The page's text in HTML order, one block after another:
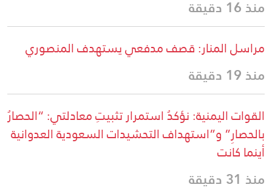
منذ 16 دقيقة
مراسل المنار: قصف مدفعي يستهدف المنصوري
منذ 19 دقيقة
القوات اليمنية: نؤكدُ استمرار تثبيتِ معادلتي: “الحصارُ
بالحصارِ” و”استهداف التحشيدات السعودية العدوانية
أينما كانت
منذ 31 دقيقة